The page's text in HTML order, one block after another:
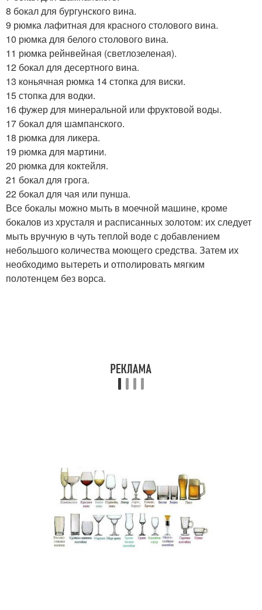
8 бокал для бургунского вина.
9 рюмка лафитная для красного столового вина.
10 рюмка для белого столового вина.
11 рюмка рейнвейная (светлозеленая).
12 бокал для десертного вина.
13 коньячная рюмка 14 стопка для виски.
15 стопка для водки.
16 фужер для минеральной или фруктовой воды.
17 бокал для шампанского.
18 рюмка для ликера.
19 рюмка для мартини.
20 рюмка для коктейля.
21 бокал для грога.
22 бокал для чая или пунша.
Все бокалы можно мыть в моечной машине, кроме
бокалов из хрусталя и расписанных золотом: их следует
мыть вручную в чуть теплой воде с добавлением
небольшого количества моющего средства. Затем их
необходимо вытереть и отполировать мягким
полотенцем без ворса.